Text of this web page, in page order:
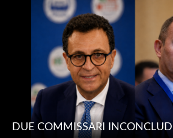
DUE COMMISSARI